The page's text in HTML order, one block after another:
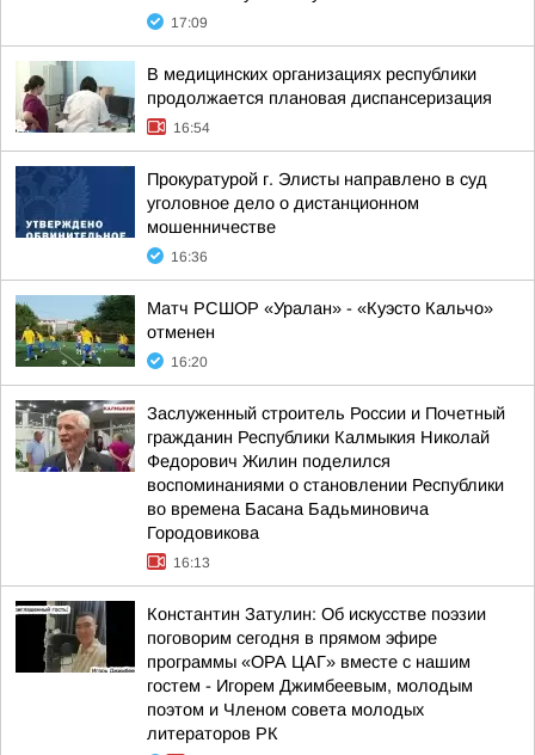
17:09
В медицинских организациях республики
продолжается плановая диспансеризация
16:54
Прокуратурой г. Элисты направлено в суд
уголовное дело о дистанционном
мошенничестве
16:36
Матч РСШОР «Уралан» - «Куэсто Кальчо»
отменен
16:20
Заслуженный строитель России и Почетный
гражданин Республики Калмыкия Николай
Федорович Жилин поделился
воспоминаниями о становлении Республики
во времена Басана Бадьминовича
Городовикова
16:13
Константин Затулин: Об искусстве поэзии
поговорим сегодня в прямом эфире
программы «ОРА ЦАГ» вместе с нашим
гостем - Игорем Джимбеевым, молодым
поэтом и Членом совета молодых
литераторов РК